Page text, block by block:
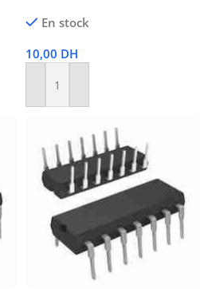
En stock
10,00 DH
Ajouter Au Panier